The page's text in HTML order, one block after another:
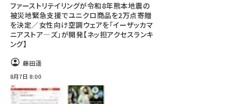
ファーストリテイリングが令和8年熊本地震の
被災地緊急支援でユニクロ商品を2万点寄贈
を決定／女性向け空調ウェアを「イーザッカマ
ニアストア―ズ」が開発【ネッ担アクセスランキ
ング】
藤田遥
8月7日 8:00